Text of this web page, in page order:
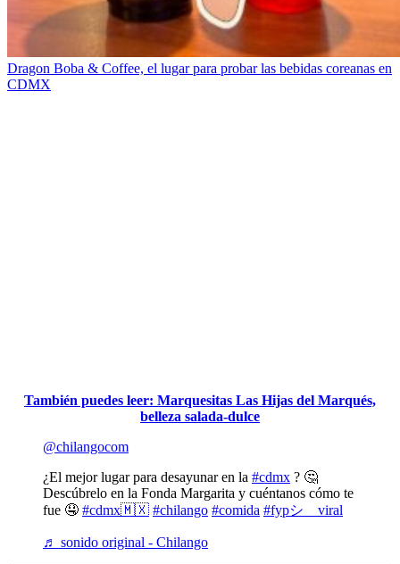
Dragon Boba & Coffee, el lugar para probar las bebidas coreanas en
CDMX
También puedes leer: Marquesitas Las Hijas del Marqués,
belleza salada-dulce
@chilangocom
¿El mejor lugar para desayunar en la #cdmx ? 🤔
Descúbrelo en la Fonda Margarita y cuéntanos cómo te
fue 🤤 #cdmx🇲🇽 #chilango #comida #fypシ゚viral
♬ sonido original - Chilango